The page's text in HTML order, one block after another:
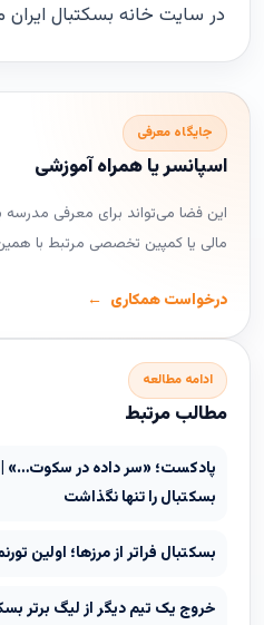
در سایت خانه بسکتبال
جایگاه معرفی
اسپانسر یا همراه آموزشی
این فضا می‌تواند برای معرفی مدرسه
مالی یا کمپین تخصصی مرتبط با
درخواست همکاری
ادامه مطالعه
مطالب مرتبط
پادکست؛ «سر داده در سکوت…»
بسکتبال را تنها نگذاشت
بسکتبال فراتر از مرزها؛ اولین تورنمنت 3×3 ایرانیان در
خروج یک تیم دیگر از لیگ برتر